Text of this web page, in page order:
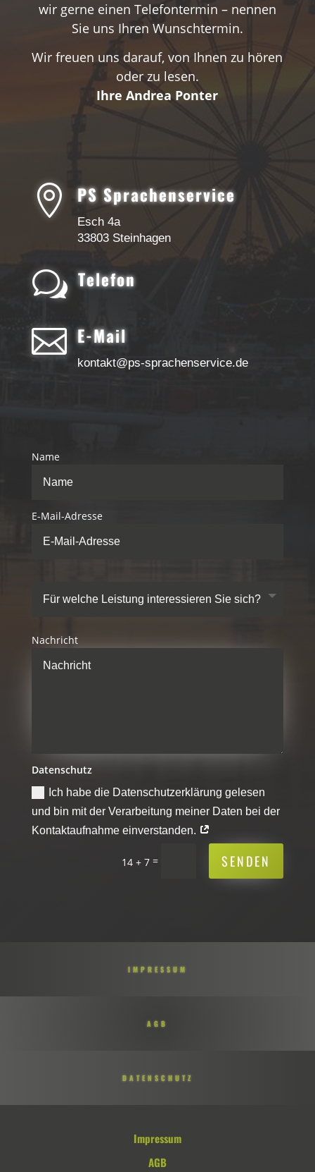
wir gerne einen Telefontermin – nennen
Sie uns Ihren Wunschtermin.
Wir freuen uns darauf, von Ihnen zu hören
oder zu lesen.
Ihre Andrea Ponter
 PS Sprachenservice
Esch 4a
33803 Steinhagen
w Telefon
 E-Mail
kontakt@ps-sprachenservice.de
Name
E-Mail-Adresse
Nachricht
Datenschutz
Ich habe die Datenschutzerklärung gelesen
und bin mit der Verarbeitung meiner Daten bei der
Kontaktaufnahme einverstanden.
14 + 7 = SENDEN
IMPRESSUM
AGB
DATENSCHUTZ
Impressum
AGB